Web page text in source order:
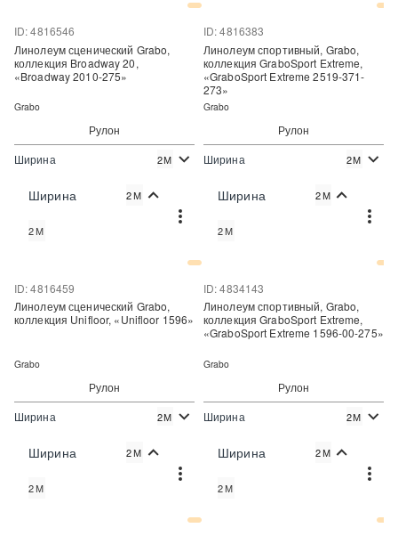
Рулон
ID: 4816546
Цена:
Линолеум сценический Grabo,
коллекция Broadway 20,
«Broadway 2010-275»
Grabo
Ширина 2М
Ширина 2М
2М
Рулон
ID: 4816383
Цена:
Линолеум спортивный, Grabo,
коллекция GraboSport Extreme,
«GraboSport Extreme 2519-371-
273»
Grabo
Ширина 2М
Ширина 2М
2М
Рулон
ID: 4816459
Цена:
Линолеум сценический Grabo,
коллекция Unifloor, «Unifloor 1596»
Grabo
Ширина 2М
Ширина 2М
2М
Рулон
ID: 4834143
Цена:
Линолеум спортивный, Grabo,
коллекция GraboSport Extreme,
«GraboSport Extreme 1596-00-275»
Grabo
Ширина 2М
Ширина 2М
2М